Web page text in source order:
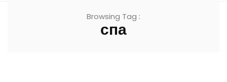
Browsing Tag :
спа